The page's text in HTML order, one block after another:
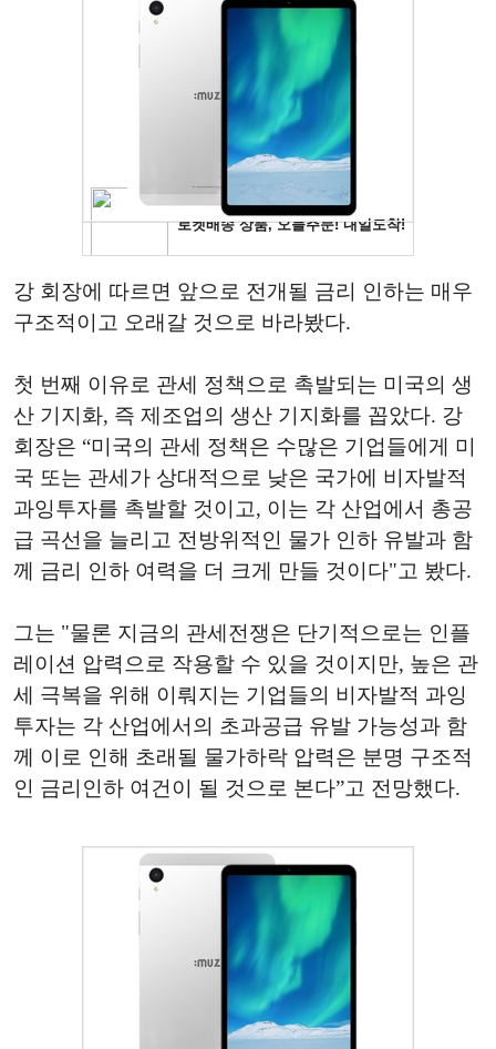
강 회장에 따르면 앞으로 전개될 금리 인하는 매우
구조적이고 오래갈 것으로 바라봤다.
첫 번째 이유로 관세 정책으로 촉발되는 미국의 생
산 기지화, 즉 제조업의 생산 기지화를 꼽았다. 강
회장은 “미국의 관세 정책은 수많은 기업들에게 미
국 또는 관세가 상대적으로 낮은 국가에 비자발적
과잉투자를 촉발할 것이고, 이는 각 산업에서 총공
급 곡선을 늘리고 전방위적인 물가 인하 유발과 함
께 금리 인하 여력을 더 크게 만들 것이다"고 봤다.
그는 "물론 지금의 관세전쟁은 단기적으로는 인플
레이션 압력으로 작용할 수 있을 것이지만, 높은 관
세 극복을 위해 이뤄지는 기업들의 비자발적 과잉
투자는 각 산업에서의 초과공급 유발 가능성과 함
께 이로 인해 초래될 물가하락 압력은 분명 구조적
인 금리인하 여건이 될 것으로 본다”고 전망했다.